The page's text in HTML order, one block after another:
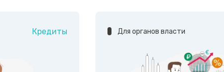
Кредиты Для органов власти